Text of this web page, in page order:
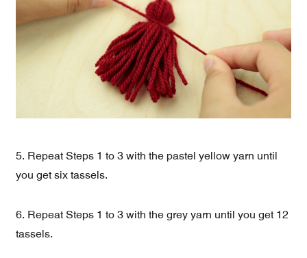
5. Repeat Steps 1 to 3 with the pastel yellow yarn until
you get six tassels.
6. Repeat Steps 1 to 3 with the grey yarn until you get 12
tassels.